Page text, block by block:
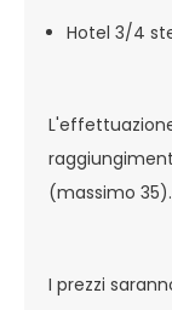
Hotel 3/4
(massimo 35).
I prezzi